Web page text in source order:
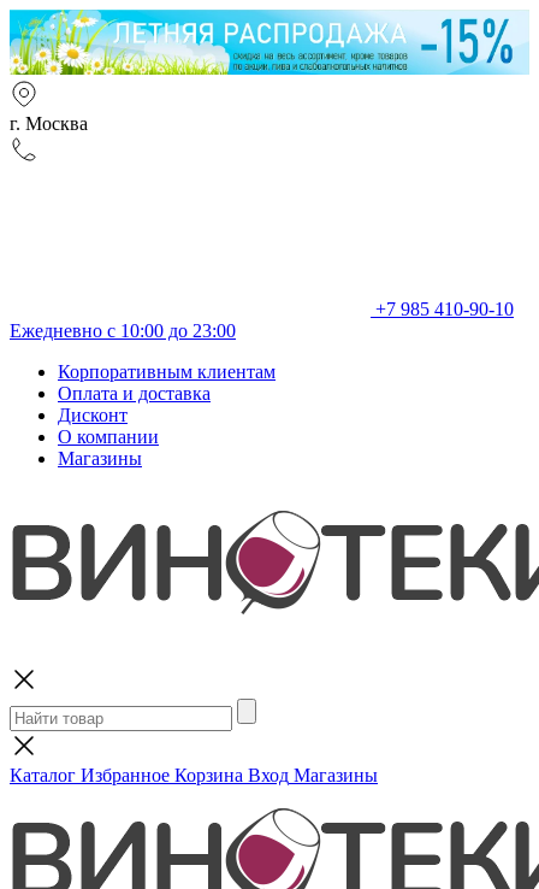
г. Москва
+7 985 410-90-10
Ежедневно с 10:00 до 23:00
Корпоративным клиентам
Оплата и доставка
Дисконт
О компании
Магазины
Каталог Избранное Корзина Вход Магазины